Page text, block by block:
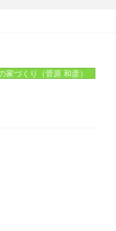
家づくり（菅原 和彦）